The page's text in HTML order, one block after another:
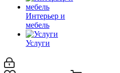
Интерьер и
мебель
Услуги